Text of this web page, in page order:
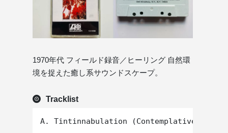
1970年代 フィールド録音／ヒーリング 自然環
境を捉えた癒し系サウンドスケープ。
Tracklist
A. Tintinnabulation (Contemplative Sound)